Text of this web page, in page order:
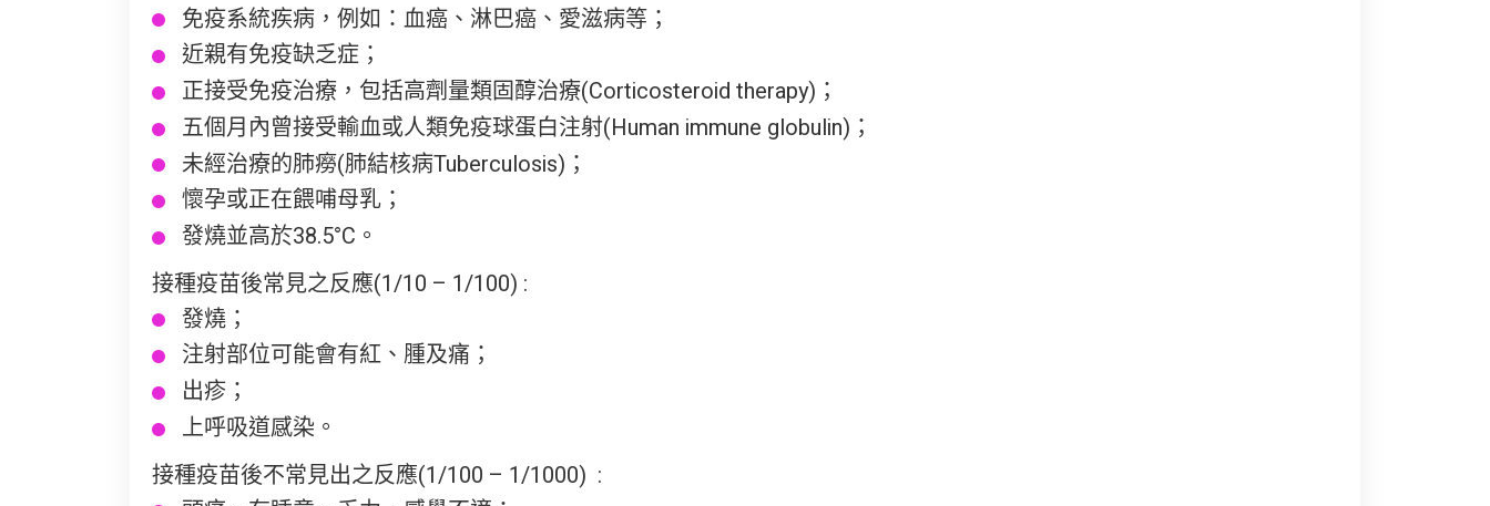
免疫系統疾病，例如：血癌、淋巴癌、愛滋病等；
近親有免疫缺乏症；
正接受免疫治療，包括高劑量類固醇治療(Corticosteroid therapy)；
五個月內曾接受輸血或人類免疫球蛋白注射(Human immune globulin)；
未經治療的肺癆(肺結核病Tuberculosis)；
懷孕或正在餵哺母乳；
發燒並高於38.5°C。
接種疫苗後常見之反應(1/10 – 1/100) :
發燒；
注射部位可能會有紅、腫及痛；
出疹；
上呼吸道感染。
接種疫苗後不常見出之反應(1/100 – 1/1000) :